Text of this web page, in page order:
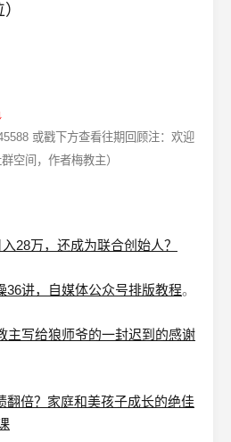
或戳下方查看往期回顾注：欢迎
空间，作者梅教主）
28万，还成为联合创始人？
36讲，自媒体公众号排版教程。
主写给狼师爷的一封迟到的感谢
翻倍？家庭和美孩子成长的绝佳